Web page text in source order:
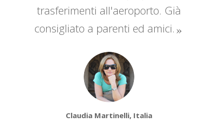
trasferimenti all'aeroporto. Già
consigliato a parenti ed amici.
Claudia Martinelli, Italia